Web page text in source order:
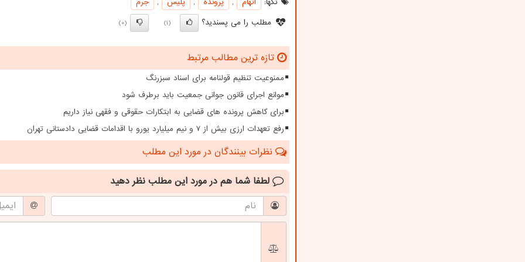
مطلب را می پسندید؟
(1)
(0)
تازه ترین مطالب مرتبط
ممنوعیت تنظیم قولنامه برای اسناد سبزرنگ
موانع اجرای قانون جوانی جمعیت باید برطرف شود
برای کاهش پرونده های قضایی به ابتکارات حقوقی و فقهی نیاز داریم
رفع تعهدات ارزی بیش از ۷ و نیم میلیارد یورو با اقدامات قضایی دادستانی تهران
نظرات بینندگان در مورد این مطلب
لطفا شما هم در مورد این مطلب نظر دهید